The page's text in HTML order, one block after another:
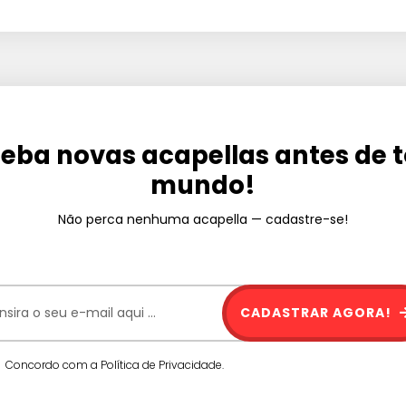
novas acapellas antes de
mundo!
Não perca nenhuma acapella — cadastre-se!
Concordo com a Política de Privacidade.
CADASTRAR AGORA!